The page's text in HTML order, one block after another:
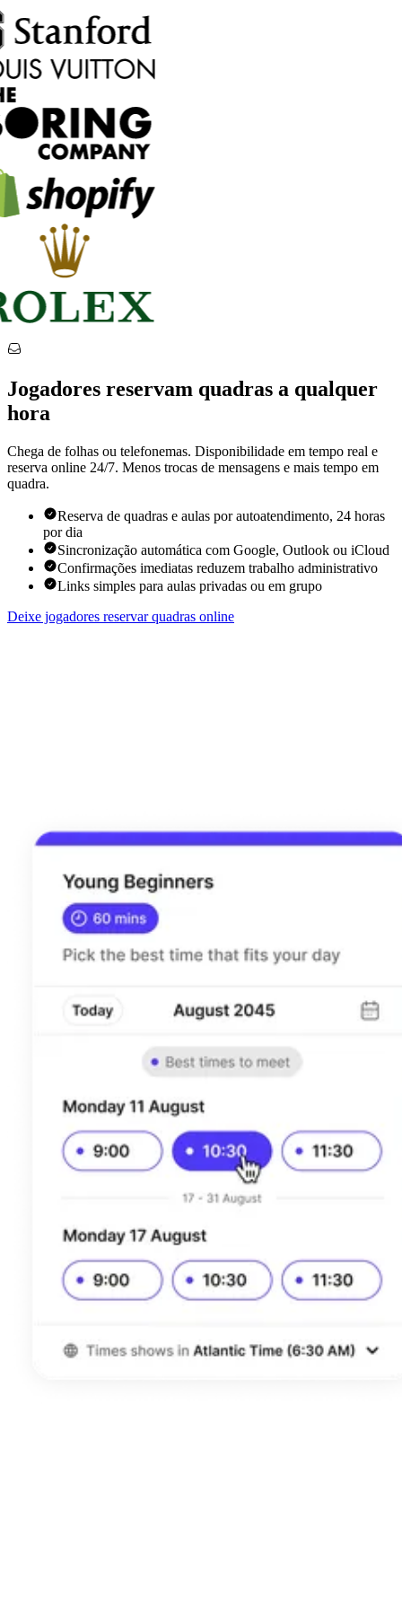
Jogadores reservam quadras a qualquer
hora
Chega de folhas ou telefonemas. Disponibilidade em tempo real e
reserva online 24/7. Menos trocas de mensagens e mais tempo em
quadra.
Reserva de quadras e aulas por autoatendimento, 24 horas
por dia
Sincronização automática com Google, Outlook ou iCloud
Confirmações imediatas reduzem trabalho administrativo
Links simples para aulas privadas ou em grupo
Deixe jogadores reservar quadras online